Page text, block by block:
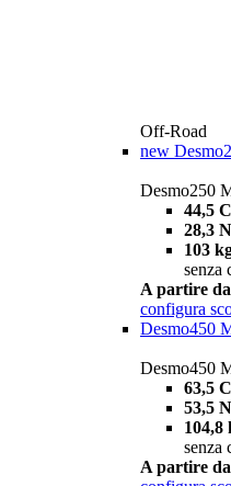
Off-Road
new
Desmo250
44,5
28,3
103
senza
A partire
configura
Desmo450
Desmo450
63,5
53,5
104,8
senza
A partire